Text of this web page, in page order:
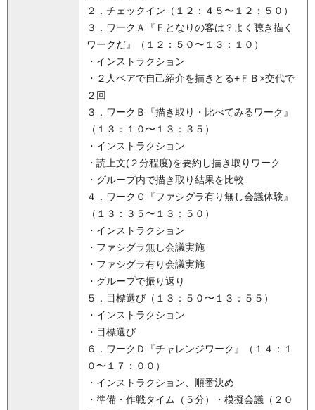
２．チェックイン（１２：４５〜１２：５０）
３．ワークＡ『Ｆとなりの客は？よく聴き描く
ワークだ』（１２：５０〜１３：１０）
・インストラクション
・２人ペアで自己紹介を描きとる+ＦＢ×交代で
２回
３．ワークＢ『描き取り・比べてみるワーク』
（１３：１０〜１３：３５）
・インストラクション
・読上文(２分程度)を要約し描き取りワーク
・グループ内で描き取り結果を比較
４．ワークＣ『ファシグラ有り無し会議体験』
（１３：３５〜１３：５０）
・インストラクション
・ファシグラ無し会議実施
・ファシグラ有り会議実施
・グループで振り返り
５．目標選び（１３：５０〜１３：５５）
・インストラクション
・目標選び
６．ワークＤ『チャレンジワーク』（１４：１
０〜１７：００）
・インストラクション、順番決め
・準備・作戦タイム（５分）・模擬会議（２０